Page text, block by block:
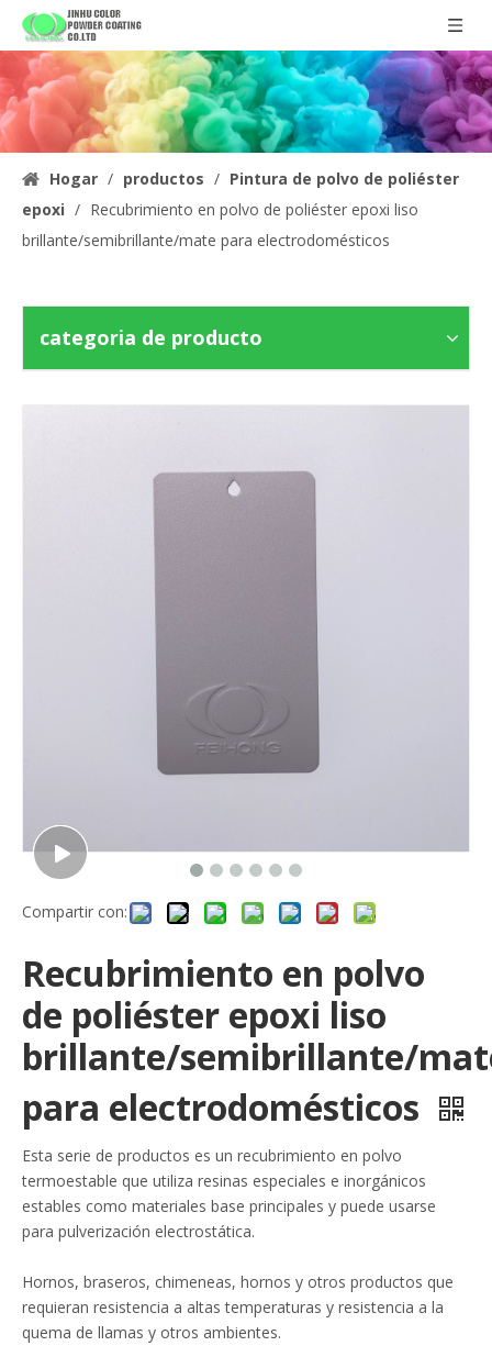
Hogar / productos / Pintura de polvo de poliéster
epoxi / Recubrimiento en polvo de poliéster epoxi liso
brillante/semibrillante/mate para electrodomésticos
categoria de producto
Compartir con:
Recubrimiento en polvo
de poliéster epoxi liso
brillante/semibrillante/
para electrodomésticos
Esta serie de productos es un recubrimiento en polvo
termoestable que utiliza resinas especiales e inorgánicos
estables como materiales base principales y puede usarse
para pulverización electrostática.
Hornos, braseros, chimeneas, hornos y otros productos que
requieran resistencia a altas temperaturas y resistencia a la
quema de llamas y otros ambientes.